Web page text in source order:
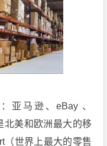
亚马逊、eBay 、
北美和欧洲最大的移
（世界上最大的零售